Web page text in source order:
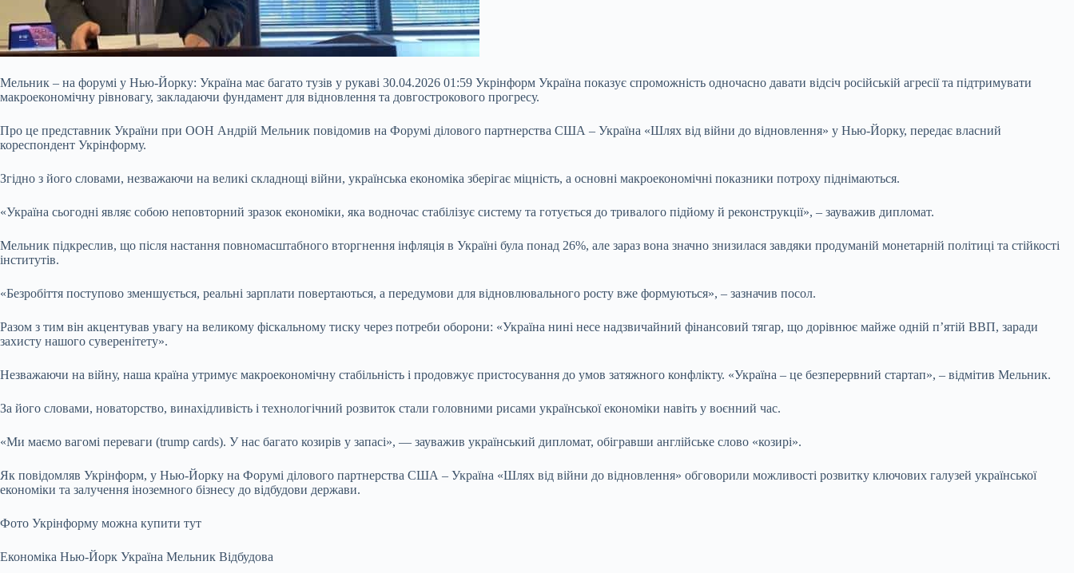
Мельник – на форумі у Нью-Йорку: Україна має багато тузів у рукаві 30.04.2026 01:59 Укрінформ Україна показує спроможність одночасно давати відсіч російській агресії та підтримувати
макроекономічну рівновагу, закладаючи фундамент для відновлення та довгострокового прогресу.
Про це представник України при ООН Андрій Мельник повідомив на Форумі ділового партнерства США – Україна «Шлях від війни до відновлення» у Нью-Йорку, передає власний
кореспондент Укрінформу.
Згідно з його словами, незважаючи на великі складнощі війни, українська економіка зберігає міцність, а основні макроекономічні показники потроху піднімаються.
«Україна сьогодні являє собою неповторний зразок економіки, яка водночас стабілізує систему та готується до тривалого підйому й реконструкції», – зауважив дипломат.
Мельник підкреслив, що після настання повномасштабного вторгнення інфляція в Україні була понад 26%, але зараз вона значно знизилася завдяки продуманій монетарній політиці та стійкості
інститутів.
«Безробіття поступово зменшується, реальні зарплати повертаються, а передумови для відновлювального росту вже формуються», – зазначив посол.
Разом з тим він акцентував увагу на великому фіскальному тиску через потреби оборони: «Україна нині несе надзвичайний фінансовий тягар, що дорівнює майже одній п’ятій ВВП, заради
захисту нашого суверенітету».
Незважаючи на війну, наша країна утримує макроекономічну стабільність і продовжує пристосування до умов затяжного конфлікту. «Україна – це безперервний стартап», – відмітив Мельник.
За його словами, новаторство, винахідливість і технологічний розвиток стали головними рисами української економіки навіть у воєнний час.
«Ми маємо вагомі переваги (trump cards). У нас багато козирів у запасі», — зауважив український дипломат, обігравши англійське слово «козирі».
Як повідомляв Укрінформ, у Нью-Йорку на Форумі ділового партнерства США – Україна «Шлях від війни до відновлення» обговорили можливості розвитку ключових галузей української
економіки та залучення іноземного бізнесу до відбудови держави.
Фото Укрінформу можна купити тут
Економіка Нью-Йорк Україна Мельник Відбудова